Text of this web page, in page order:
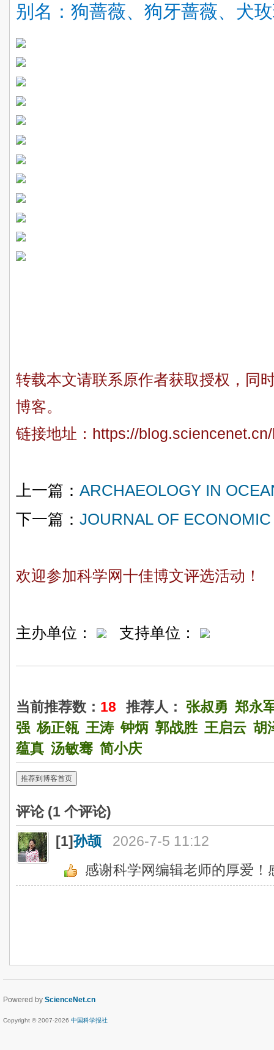
别名：狗蔷薇、狗牙蔷薇、犬
转载本文请联系原作者获取授权，同
博客。
链接地址： https://
上一篇： ARCHAEOLOGY IN
下一篇： JOURNAL OF
欢迎参加科学网十佳博文评选活动！
主办单位： 支持单位：
当前推荐数： 18 推荐人： 张叔勇 郑永
强 杨正瓴 王涛 钟炳 郭战胜 王启云 胡
蕴真 汤敏骞 简小庆
推荐到博客首页
评论 (1 个评论)
[1]孙颉
2026-7-5 11:12
感谢科学网编辑老师的厚爱
Powered by ScienceNet.cn
Copyright © 2007-2026 中国科学报社